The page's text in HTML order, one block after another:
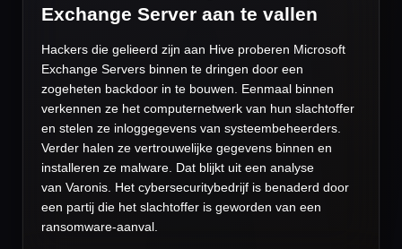
Exchange Server aan te vallen
Hackers die gelieerd zijn aan Hive proberen Microsoft
Exchange Servers binnen te dringen door een
zogeheten backdoor in te bouwen. Eenmaal binnen
verkennen ze het computernetwerk van hun slachtoffer
en stelen ze inloggegevens van systeembeheerders.
Verder halen ze vertrouwelijke gegevens binnen en
installeren ze malware. Dat blijkt uit een analyse
van Varonis. Het cybersecuritybedrijf is benaderd door
een partij die het slachtoffer is geworden van een
ransomware-aanval.